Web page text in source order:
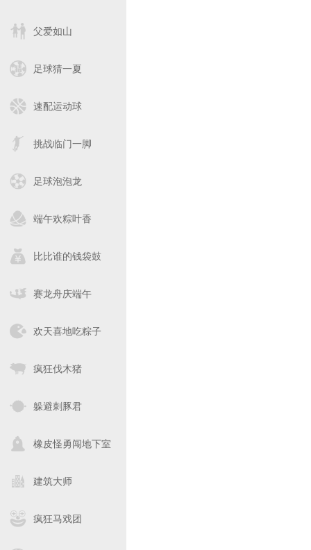
父爱如山
足球猜一夏
速配运动球
挑战临门一脚
足球泡泡龙
端午欢粽叶香
比比谁的钱袋鼓
赛龙舟庆端午
欢天喜地吃粽子
疯狂伐木猪
躲避刺豚君
橡皮怪勇闯地下室
建筑大师
疯狂马戏团